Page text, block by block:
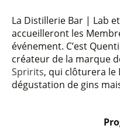
La Distillerie Bar | Lab
accueilleront les
événement. C’est
créateur de la marque
Spririts, qui clôturera le
dégustation de gins